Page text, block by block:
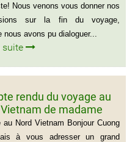
Nous venons vous donner nos
sur la fin du voyage,
nous avons pu dialoguer...
suite
rendu du voyage au
de madame
Gammaitoni (Groupe
Eric)
au Nord Vietnam Bonjour Cuong
à vous adresser un grand